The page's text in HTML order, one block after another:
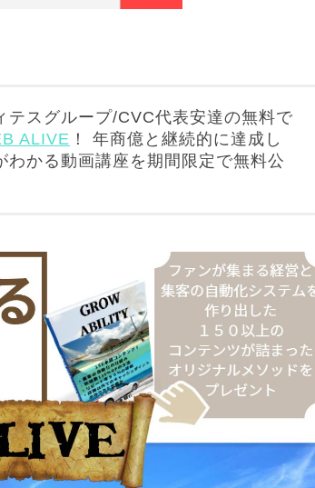
テスグループ/CVC代表安達の無料で
ALIVE ！ 年商億と継続的に達成し
かる動画講座を期間限定で無料公